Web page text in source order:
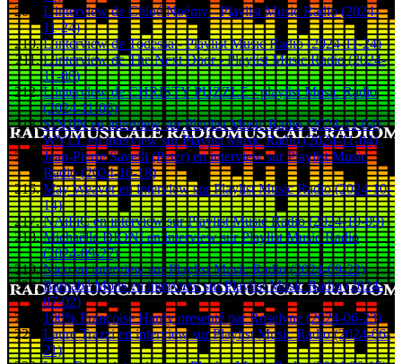
L'interview de Chloé Noémy - Playlist Music Radio (2024-
11-24)
L'interview de Todessa - Playlist Music Radio (2024-11-24)
L'interview de The Next Door - Playlist Music Radio (2024-
11-08)
L'interview de CHRISTY PUZZLE - playlist Music Radio
(2024-11-06)
SINJIN en interview sur Playlist Music Radio (2024-11-04)
WYLL en interview sur Playlist Music Radio (2024-11-04)
Jean-Pierre Savelli (Peter) en interview sur Playlist Music
Radio (2024-10-18)
May Weaver en interview sur Playlist Music Radio (2024-10-
14)
NAïFiC en interview sur Playlist Music Radio (2024-10-09)
Michaëlle DIONI en interview sur Playlist Music Radio
(2024-09-27)
Nico en interview sur Playlist Music Radio (2024-09-22)
Barnabé Mons en interview sur Playlist Music Radio (2024-
07-02)
100% Françoise Hardy presenté par Roselyne (2024-06-23)
Laure Trazzi en interview sur Playlist Music Radio (2024-06-
21)